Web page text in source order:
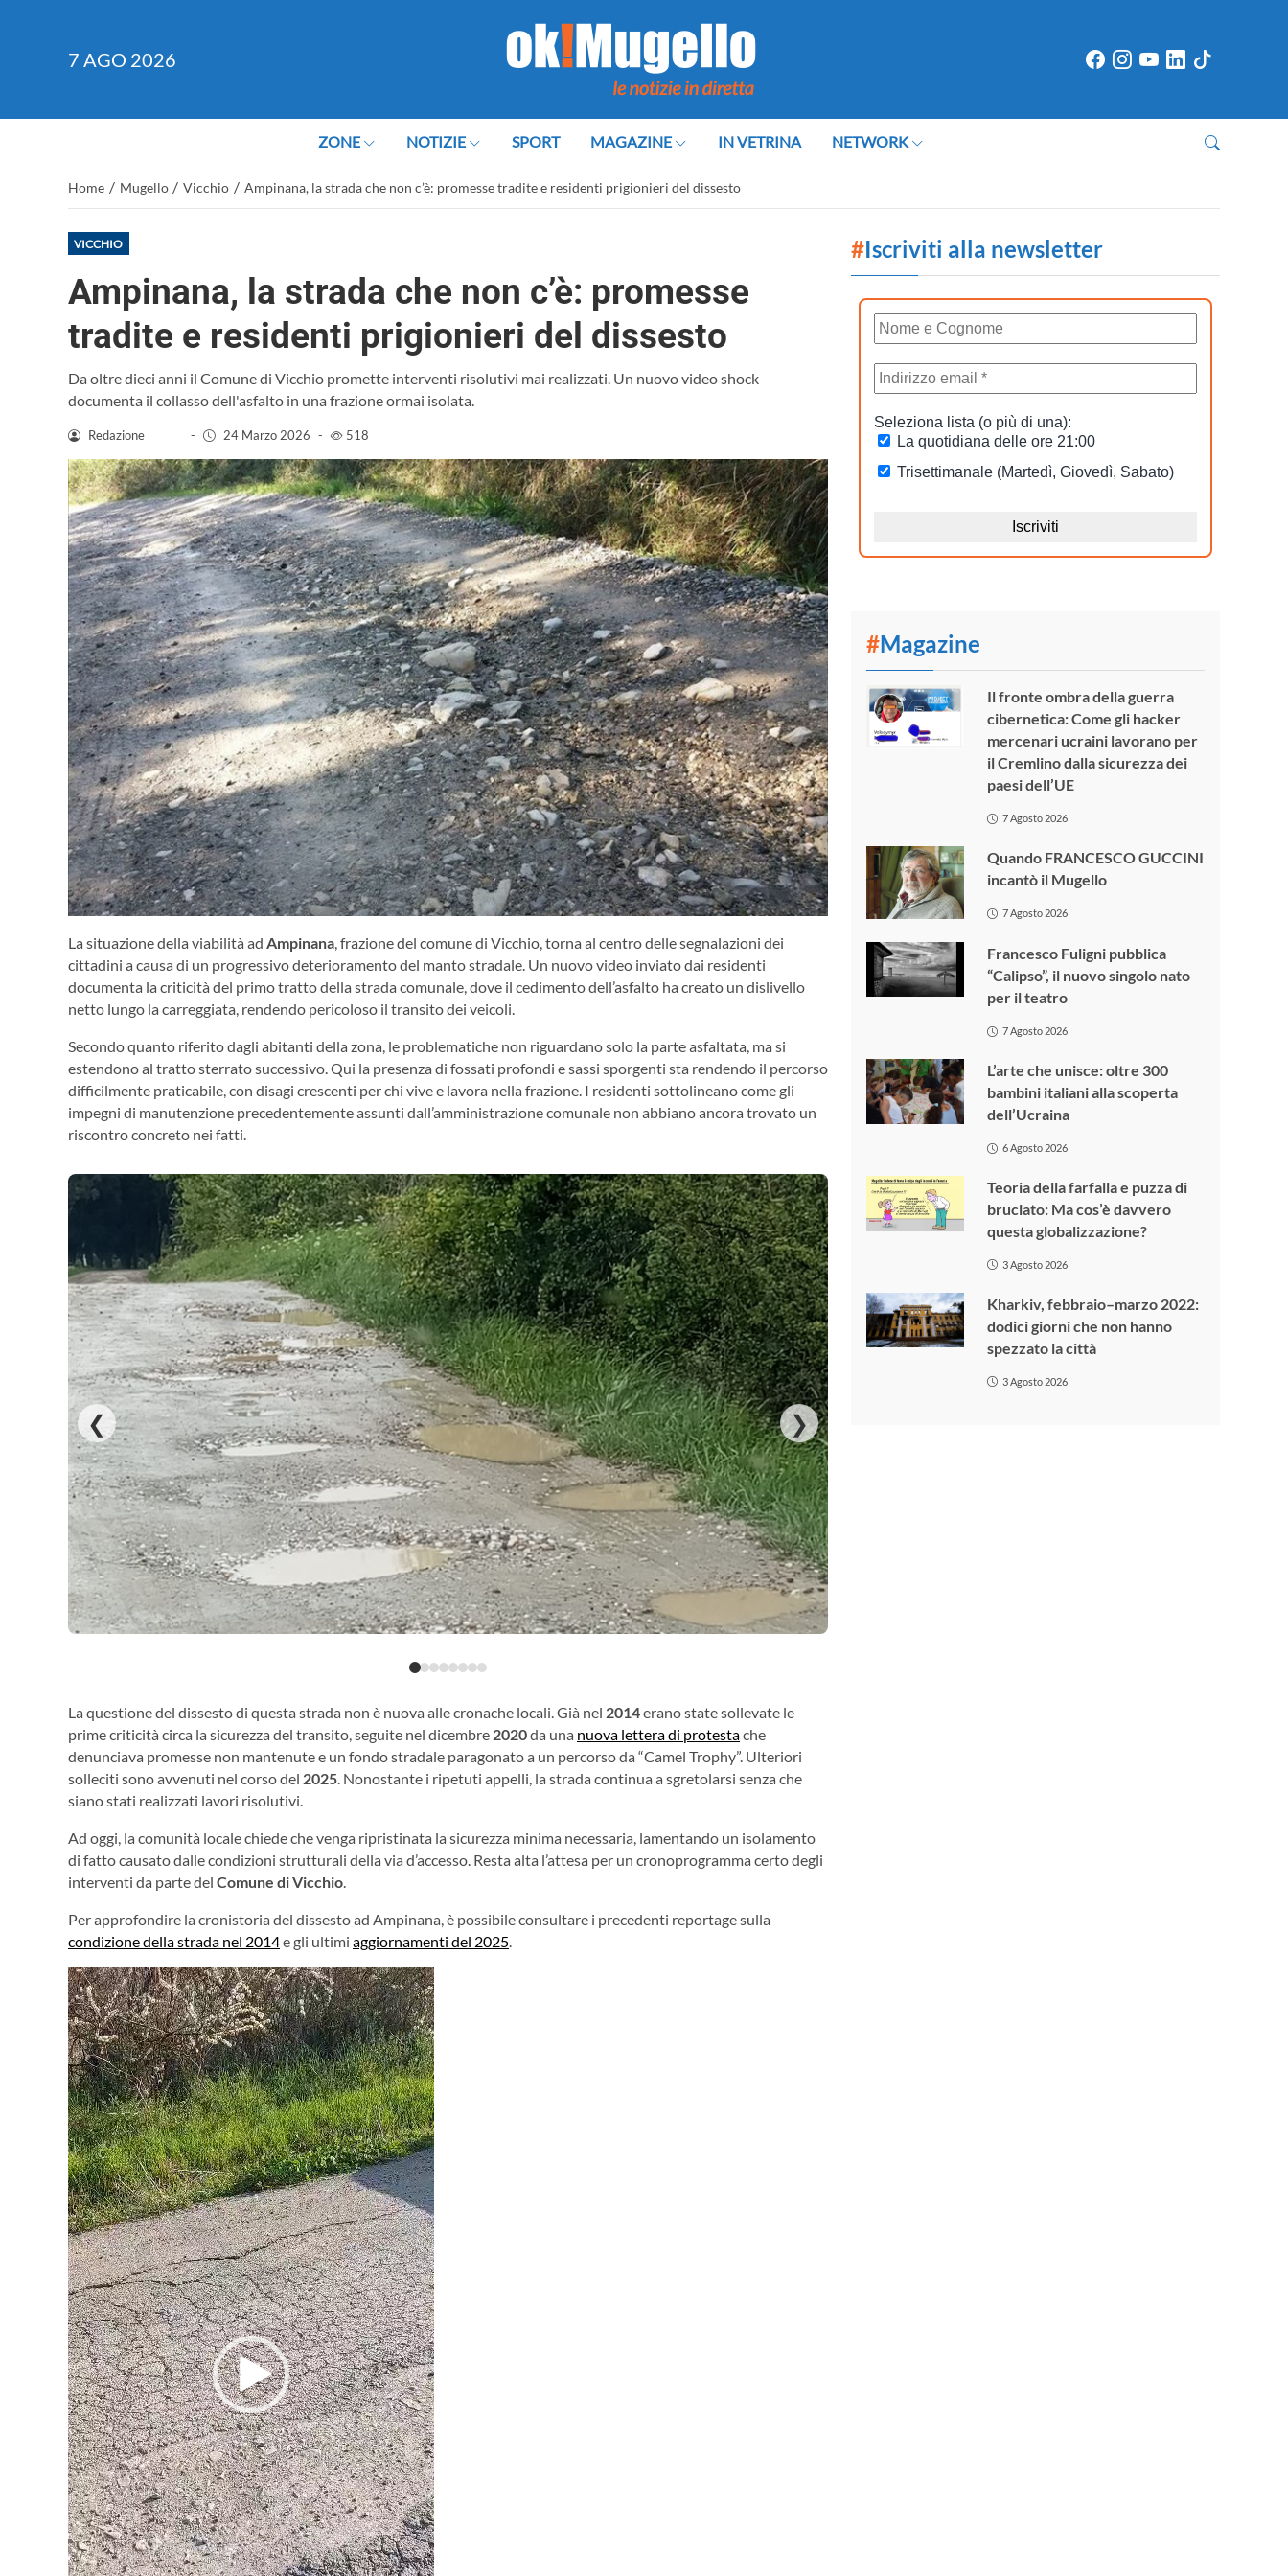
7 AGO 2026
ZONE NOTIZIE SPORT MAGAZINE IN VETRINA NETWORK
Home / Mugello / Vicchio / Ampinana, la strada che non c’è: promesse tradite e residenti prigionieri del dissesto
VICCHIO
Ampinana, la strada che non c’è: promesse
tradite e residenti prigionieri del dissesto
Da oltre dieci anni il Comune di Vicchio promette interventi risolutivi mai realizzati. Un nuovo video shock
documenta il collasso dell'asfalto in una frazione ormai isolata.
Redazione - 24 Marzo 2026 - 518
La situazione della viabilità ad Ampinana, frazione del comune di Vicchio, torna al centro delle segnalazioni dei
cittadini a causa di un progressivo deterioramento del manto stradale. Un nuovo video inviato dai residenti
documenta la criticità del primo tratto della strada comunale, dove il cedimento dell’asfalto ha creato un dislivello
netto lungo la carreggiata, rendendo pericoloso il transito dei veicoli.
Secondo quanto riferito dagli abitanti della zona, le problematiche non riguardano solo la parte asfaltata, ma si
estendono al tratto sterrato successivo. Qui la presenza di fossati profondi e sassi sporgenti sta rendendo il percorso
difficilmente praticabile, con disagi crescenti per chi vive e lavora nella frazione. I residenti sottolineano come gli
impegni di manutenzione precedentemente assunti dall’amministrazione comunale non abbiano ancora trovato un
riscontro concreto nei fatti.
❮ ❯
La questione del dissesto di questa strada non è nuova alle cronache locali. Già nel 2014erano state sollevate le
prime criticità circa la sicurezza del transito, seguite nel dicembre 2020da una nuova lettera di protestache
denunciava promesse non mantenute e un fondo stradale paragonato a un percorso da “Camel Trophy”. Ulteriori
solleciti sono avvenuti nel corso del 2025. Nonostante i ripetuti appelli, la strada continua a sgretolarsi senza che
siano stati realizzati lavori risolutivi.
Ad oggi, la comunità locale chiede che venga ripristinata la sicurezza minima necessaria, lamentando un isolamento
di fatto causato dalle condizioni strutturali della via d’accesso. Resta alta l’attesa per un cronoprogramma certo degli
interventi da parte del Comune di Vicchio.
Per approfondire la cronistoria del dissesto ad Ampinana, è possibile consultare i precedenti reportage sulla
condizione della strada nel 2014e gli ultimi aggiornamenti del 2025.
Video
Player
#Iscriviti alla newsletter
#Magazine
Il fronte ombra della guerra
cibernetica: Come gli hacker
mercenari ucraini lavorano per
il Cremlino dalla sicurezza dei
paesi dell’UE
7 Agosto 2026
Quando FRANCESCO GUCCINI
incantò il Mugello
7 Agosto 2026
Francesco Fuligni pubblica
“Calipso”, il nuovo singolo nato
per il teatro
7 Agosto 2026
L’arte che unisce: oltre 300
bambini italiani alla scoperta
dell’Ucraina
6 Agosto 2026
Teoria della farfalla e puzza di
bruciato: Ma cos’è davvero
questa globalizzazione?
3 Agosto 2026
Kharkiv, febbraio–marzo 2022:
dodici giorni che non hanno
spezzato la città
3 Agosto 2026